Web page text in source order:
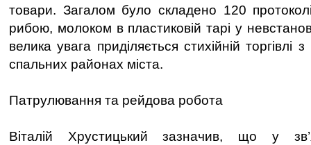
товари. Загалом було складено 120
рибою, молоком в пластиковій тарі у
велика увага приділяється стихійній
спальних районах міста.
Патрулювання та рейдова робота
Віталій Хрустицький зазначив, що у